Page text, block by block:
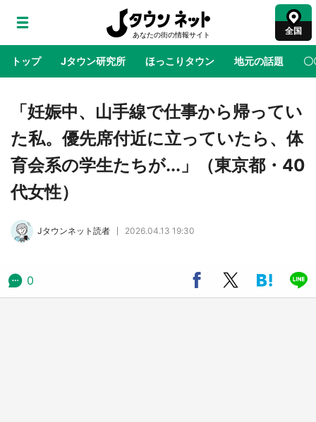
全国
トップ Jタウン研究所 ほっこりタウン 地元の話題 〇
地域×二次元 絶景 あの時はありがとう 物語がはじ
鳥取・境港「ゲゲゲの妖怪楽園」限定だった鬼
太郎グッズ買える 銀座・博品館TOY PARKへ
公式プロモ動画で「聖地」が生産されてます
『薬屋のひとりごと』の〝舞〟の世界に入り込
む 六本木ヒルズ展望台でコラボ、本邦初公開
「妊娠中、山手線で仕事から帰ってい
た私。優先席付近に立っていたら、体
育会系の学生たちが...」（東京都・40
代女性）
Jタウンネット読者 2026.04.13 19:30
0